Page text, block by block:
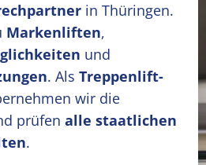
in Thüringen.
Markenliften,
und
. Als Treppenlift-
wir die
prüfen alle staatlichen
.